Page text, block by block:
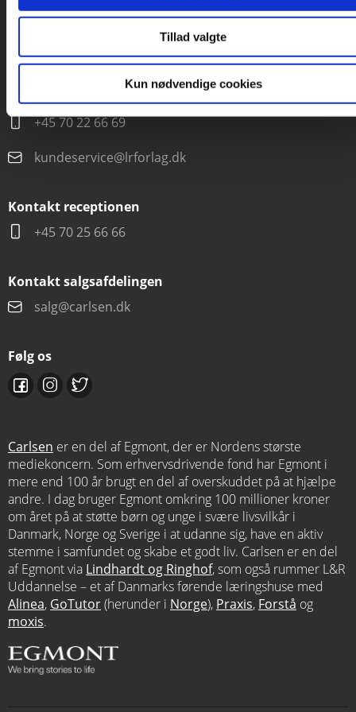
Tillad valgte
Kun nødvendige cookies
CVR 76351910
Kontakt kundeservice
Mandag-fredag kl. 10-15
+45 70 22 66 69
kundeservice@lrforlag.dk
Kontakt receptionen
+45 70 25 66 66
Kontakt salgsafdelingen
salg@carlsen.dk
Følg os
Carlsen er en del af Egmont, der er Nordens største
mediekoncern. Som erhvervsdrivende fond har Egmont i
mere end 100 år brugt en del af overskuddet på at hjælpe
andre. I dag bruger Egmont omkring 100 millioner kroner
om året på at støtte børn og unge i svære livsvilkår i
Danmark, Norge og Sverige i at udanne sig, have en aktiv
stemme i samfundet og skabe et godt liv. Carlsen er en del
af Egmont via Lindhardt og Ringhof, som også rummer L&R
Uddannelse – et af Danmarks førende læringshuse med
Alinea, GoTutor(herunder i Norge), Praxis, Forstå og
moxis.